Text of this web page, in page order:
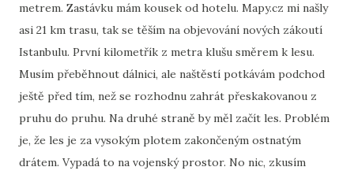
metrem. Zastávku mám kousek od hotelu. Mapy.cz mi našly
asi 21 km trasu, tak se těším na objevování nových zákoutí
Istanbulu. První kilometřík z metra klušu směrem k lesu.
Musím přeběhnout dálnici, ale naštěstí potkávám podchod
ještě před tím, než se rozhodnu zahrát přeskakovanou z
pruhu do pruhu. Na druhé straně by měl začít les. Problém
je, že les je za vysokým plotem zakončeným ostnatým
drátem. Vypadá to na vojenský prostor. No nic, zkusím